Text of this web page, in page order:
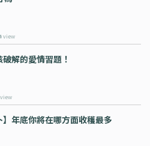
view
破解的愛情習題！
view
】年底你將在哪方面收穫最多